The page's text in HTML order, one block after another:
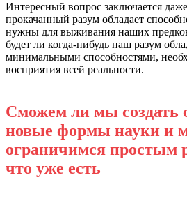
Интересный вопрос заключается
прокачанный разум обладает
нужны для выживания наших
будет ли когда-нибудь наш разум
минимальными способностями,
восприятия всей реальности.
Сможем ли мы создать
новые формы науки и
ограничимся простым
что уже есть